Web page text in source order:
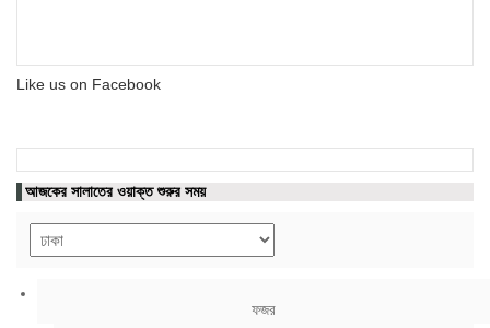
Like us on Facebook
আজকের সালাতের ওয়াক্ত শুরুর সময়
ফজর